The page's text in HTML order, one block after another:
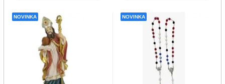
NOVINKA NOVINKA